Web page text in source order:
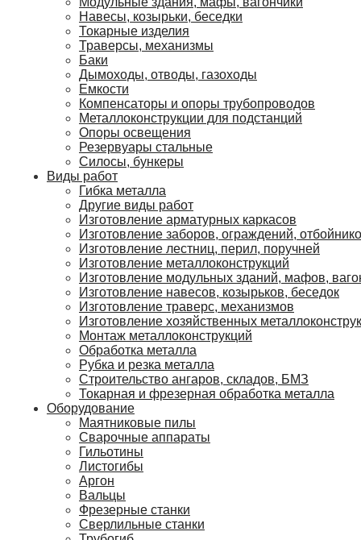
Навесы, козырьки, беседки
Токарные изделия
Траверсы, механизмы
Баки
Дымоходы, отводы, газоходы
Емкости
Компенсаторы и опоры трубопроводов
Металлоконструкции для подстанций
Опоры освещения
Резервуары стальные
Силосы, бункеры
Виды работ
Гибка металла
Другие виды работ
Изготовление арматурных каркасов
Изготовление заборов, ограждений,
Изготовление лестниц, перил, поручней
Изготовление металлоконструкций
Изготовление модульных зданий, мафов,
Изготовление навесов, козырьков, беседок
Изготовление траверс, механизмов
Изготовление хозяйственных
Монтаж металлоконструкций
Обработка металла
Рубка и резка металла
Строительство ангаров, складов, БМЗ
Токарная и фрезерная обработка металла
Оборудование
Маятниковые пилы
Сварочные аппараты
Гильотины
Листогибы
Аргон
Вальцы
Фрезерные станки
Сверлильные станки